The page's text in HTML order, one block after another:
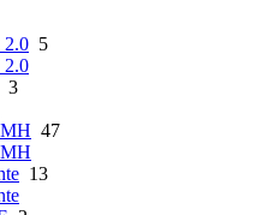
5
3
47
13